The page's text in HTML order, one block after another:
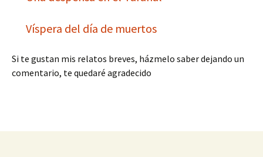
Víspera del día de muertos
Si te gustan mis relatos breves, házmelo saber dejando un
comentario, te quedaré agradecido